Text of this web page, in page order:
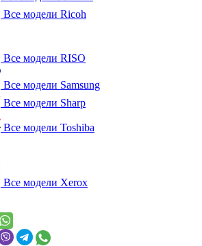
Все модели Ricoh
Все модели RISO
Все модели Samsung
Все модели Sharp
Все модели Toshiba
Все модели Xerox